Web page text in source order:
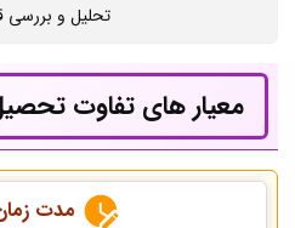
تحلیل و بررسی
معیار های تفاوت تحصیل
مدت